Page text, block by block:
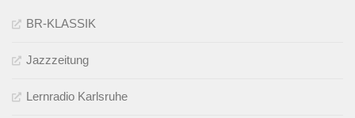
BR-KLASSIK
Jazzzeitung
Lernradio Karlsruhe